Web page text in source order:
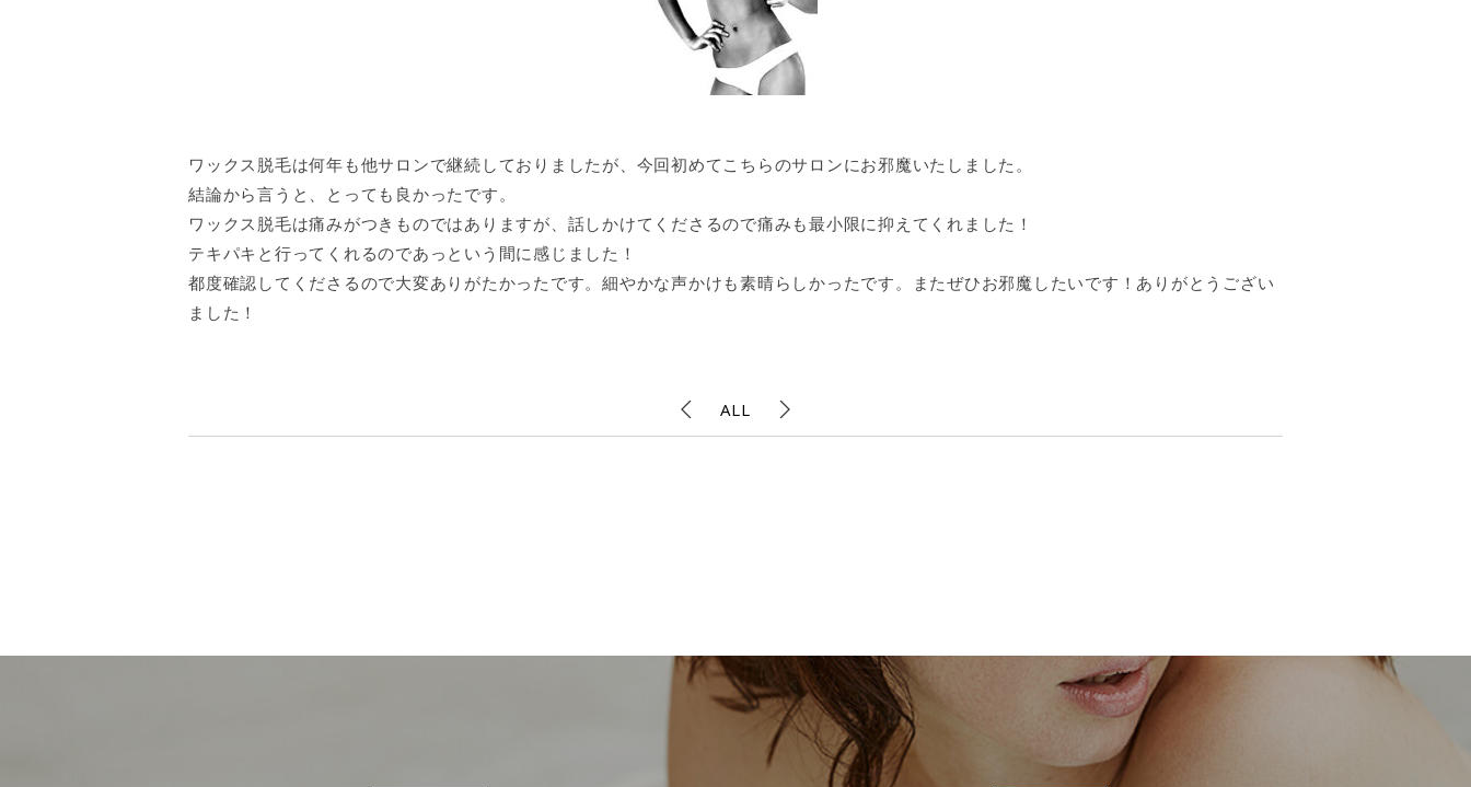
ワックス脱毛は何年も他サロンで継続しておりましたが、今回初めてこちらのサロンにお邪魔いたしました。
結論から言うと、とっても良かったです。
ワックス脱毛は痛みがつきものではありますが、話しかけてくださるので痛みも最小限に抑えてくれました！
テキパキと行ってくれるのであっという間に感じました！
都度確認してくださるので大変ありがたかったです。細やかな声かけも素晴らしかったです。またぜひお邪魔したいです！ありがとうござい
ました！
ALL